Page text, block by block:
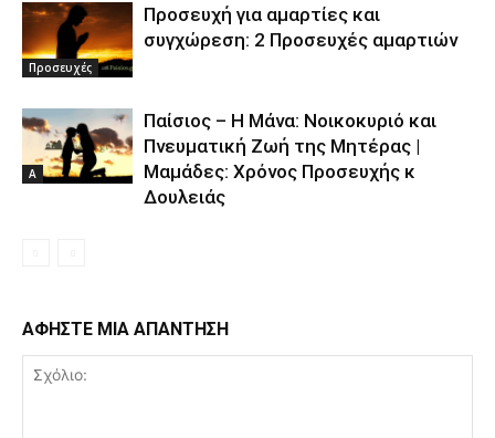
Προσευχές
Προσευχή για αμαρτίες και
συγχώρεση: 2 Προσευχές αμαρτιών
Α
Παίσιος – Η Μάνα: Νοικοκυριό και
Πνευματική Ζωή της Μητέρας |
Μαμάδες: Χρόνος Προσευχής κ
Δουλειάς
ΑΦΗΣΤΕ ΜΙΑ ΑΠΑΝΤΗΣΗ